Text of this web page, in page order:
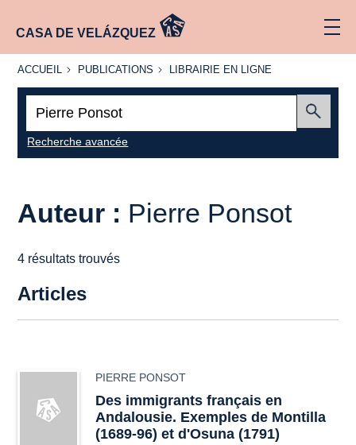
CASA DE VELÁZQUEZ
ACCUEIL
ACCUEIL PUBLICATIONS
PUBLICATIONS
LIBRAIRIE
LIBRAIRIE EN LIGNE
Recherche avancée
Auteur : Pierre Ponsot
4 résultats trouvés
Articles
PIERRE PONSOT
Des immigrants français en
Andalousie. Exemples de Montilla
(1689-96) et d'Osuna (1791)